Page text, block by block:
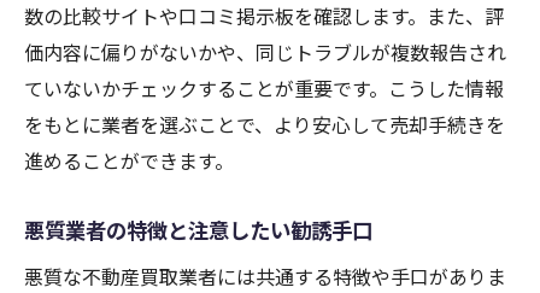
数の比較サイトや口コミ掲示板を確認します。また、評
価内容に偏りがないかや、同じトラブルが複数報告され
ていないかチェックすることが重要です。こうした情報
をもとに業者を選ぶことで、より安心して売却手続きを
進めることができます。
悪質業者の特徴と注意したい勧誘手口
悪質な不動産買取業者には共通する特徴や手口がありま